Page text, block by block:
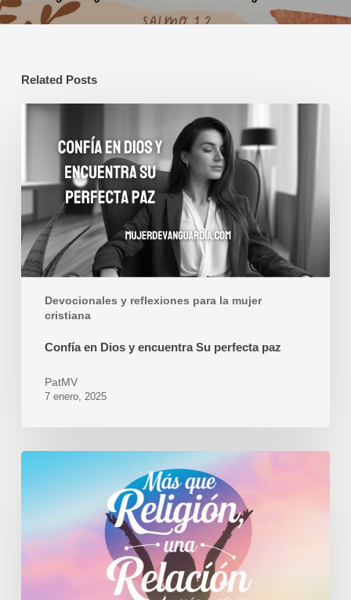
Related Posts
Devocionales y reflexiones para la mujer
cristiana
Confía
y
encuentra
Su
perfecta
paz
Confía en Dios y encuentra Su perfecta paz
PatMV
7 enero, 2025